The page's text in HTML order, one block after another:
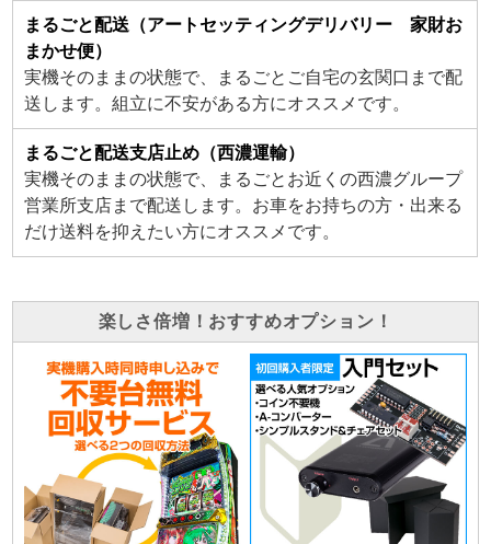
まるごと配送（アートセッティングデリバリー 家財お
まかせ便）
実機そのままの状態で、まるごとご自宅の玄関口まで配
送します。組立に不安がある方にオススメです。
まるごと配送支店止め（西濃運輸）
実機そのままの状態で、まるごとお近くの西濃グループ
営業所支店まで配送します。お車をお持ちの方・出来る
だけ送料を抑えたい方にオススメです。
楽しさ倍増！おすすめオプション！